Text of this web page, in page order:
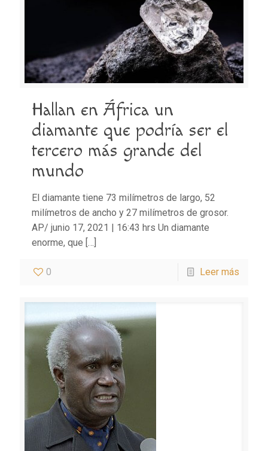
Hallan en África un
diamante que podría ser el
tercero más grande del
mundo
El diamante tiene 73 milímetros de largo, 52
milímetros de ancho y 27 milímetros de grosor.
AP/ junio 17, 2021 | 16:43 hrs Un diamante
enorme, que […]
0 Leer más